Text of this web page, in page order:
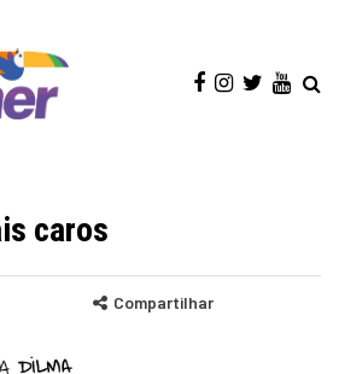
caros
Compartilhar